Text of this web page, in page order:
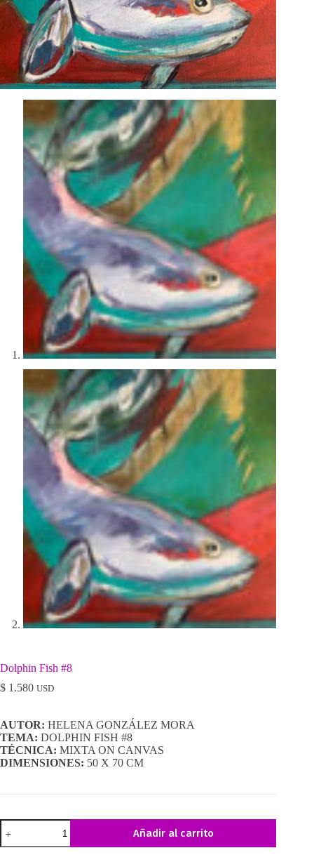
Dolphin Fish #8
$ 1.580 USD
AUTOR: HELENA GONZÁLEZ MORA
TEMA: DOLPHIN FISH #8
TÉCNICA: MIXTA ON CANVAS
DIMENSIONES: 50 X 70 CM
Dolphin
Fish
#8
Añadir al carrito